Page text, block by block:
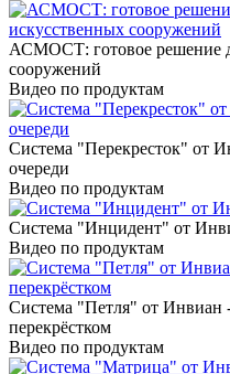
АСМОСТ: готовое решение
сооружений
Видео по продуктам
Система "Перекресток" от
очереди
Видео по продуктам
Система "Инцидент" от
Видео по продуктам
Система "Петля" от Инвиан
перекрёстком
Видео по продуктам